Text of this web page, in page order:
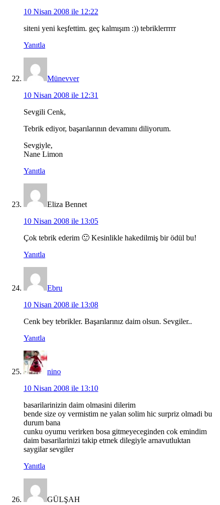
10 Nisan 2008 ile 12:22
siteni yeni keşfettim. geç kalmışım :)) tebriklerrrrr
Yanıtla
Münevver
10 Nisan 2008 ile 12:31
Sevgili Cenk,
Tebrik ediyor, başarılarının devamını diliyorum.
Sevgiyle,
Nane Limon
Yanıtla
Eliza Bennet
10 Nisan 2008 ile 13:05
Çok tebrik ederim 🙂 Kesinlikle hakedilmiş bir ödül bu!
Yanıtla
Ebru
10 Nisan 2008 ile 13:08
Cenk bey tebrikler. Başarılarınız daim olsun. Sevgiler..
Yanıtla
nino
10 Nisan 2008 ile 13:10
basarilarinizin daim olmasini dilerim
bende size oy vermistim ne yalan solim hic surpriz olmadi bu
durum bana
cunku oyumu verirken bosa gitmeyeceginden cok emindim
daim basarilarinizi takip etmek dilegiyle arnavutluktan
saygilar sevgiler
Yanıtla
GÜLŞAH